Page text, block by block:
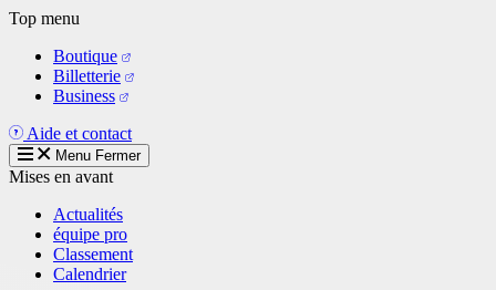
Aller
contenu
principal
Top menu
Boutique
Billetterie
Business
Aide et contact
Menu Fermer
Mises en avant
Actualités
équipe pro
Classement
Calendrier